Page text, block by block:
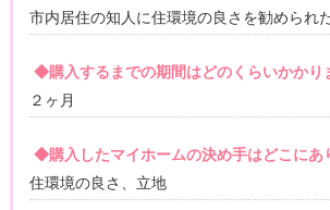
市内居住の知人に住環境の良さを勧められ
◆購入するまでの期間はどのくらいかかり
２ヶ月
◆購入したマイホームの決め手はどこにあ
住環境の良さ、立地